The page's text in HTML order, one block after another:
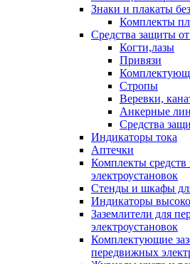
Знаки и плакаты
Комплекты
Средства защиты
Когти,лазы
Привязи
Стропы
Веревки,
Анкерные
Средства
Индикаторы тока
Аптечки
Комплекты
электроустановок
Стенды и шкафы
Индикаторы
Заземлители для
электроустановок
Комплектующие
передвижных